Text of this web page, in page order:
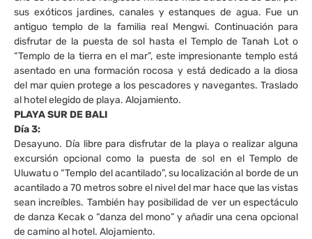
sus exóticos jardines, canales y estanques de agua. Fue un
antiguo templo de la familia real Mengwi. Continuación para
disfrutar de la puesta de sol hasta el Templo de Tanah Lot o
“Templo de la tierra en el mar”, este impresionante templo está
asentado en una formación rocosa y está dedicado a la diosa
del mar quien protege a los pescadores y navegantes. Traslado
al hotel elegido de playa. Alojamiento.
PLAYA SUR DE BALI
Día 3:
Desayuno. Día libre para disfrutar de la playa o realizar alguna
excursión opcional como la puesta de sol en el Templo de
Uluwatu o “Templo del acantilado”, su localización al borde de un
acantilado a 70 metros sobre el nivel del mar hace que las vistas
sean increíbles. También hay posibilidad de ver un espectáculo
de danza Kecak o “danza del mono” y añadir una cena opcional
de camino al hotel. Alojamiento.